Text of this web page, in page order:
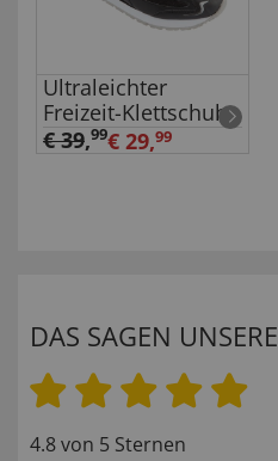
Ultraleichter
Freizeit-Klettschuh
€ 39,99€ 29,99
DAS SAGEN
4.8 von 5 Sternen